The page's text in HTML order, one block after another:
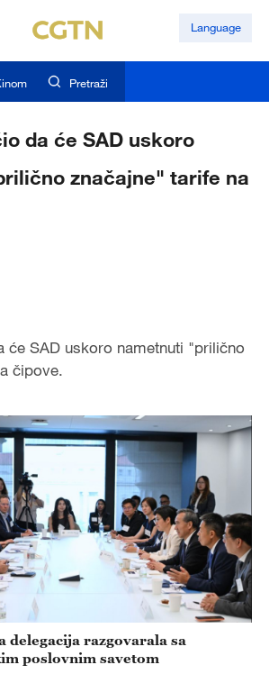
Language
Pretraži
da će SAD uskoro
značajne" tarife na
će SAD uskoro nametnuti "prilično
čipove.
delegacija razgovarala sa
poslovnim savetom